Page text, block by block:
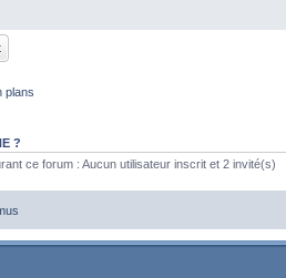
plans
?
ce forum : Aucun utilisateur inscrit et 2 invité(s)